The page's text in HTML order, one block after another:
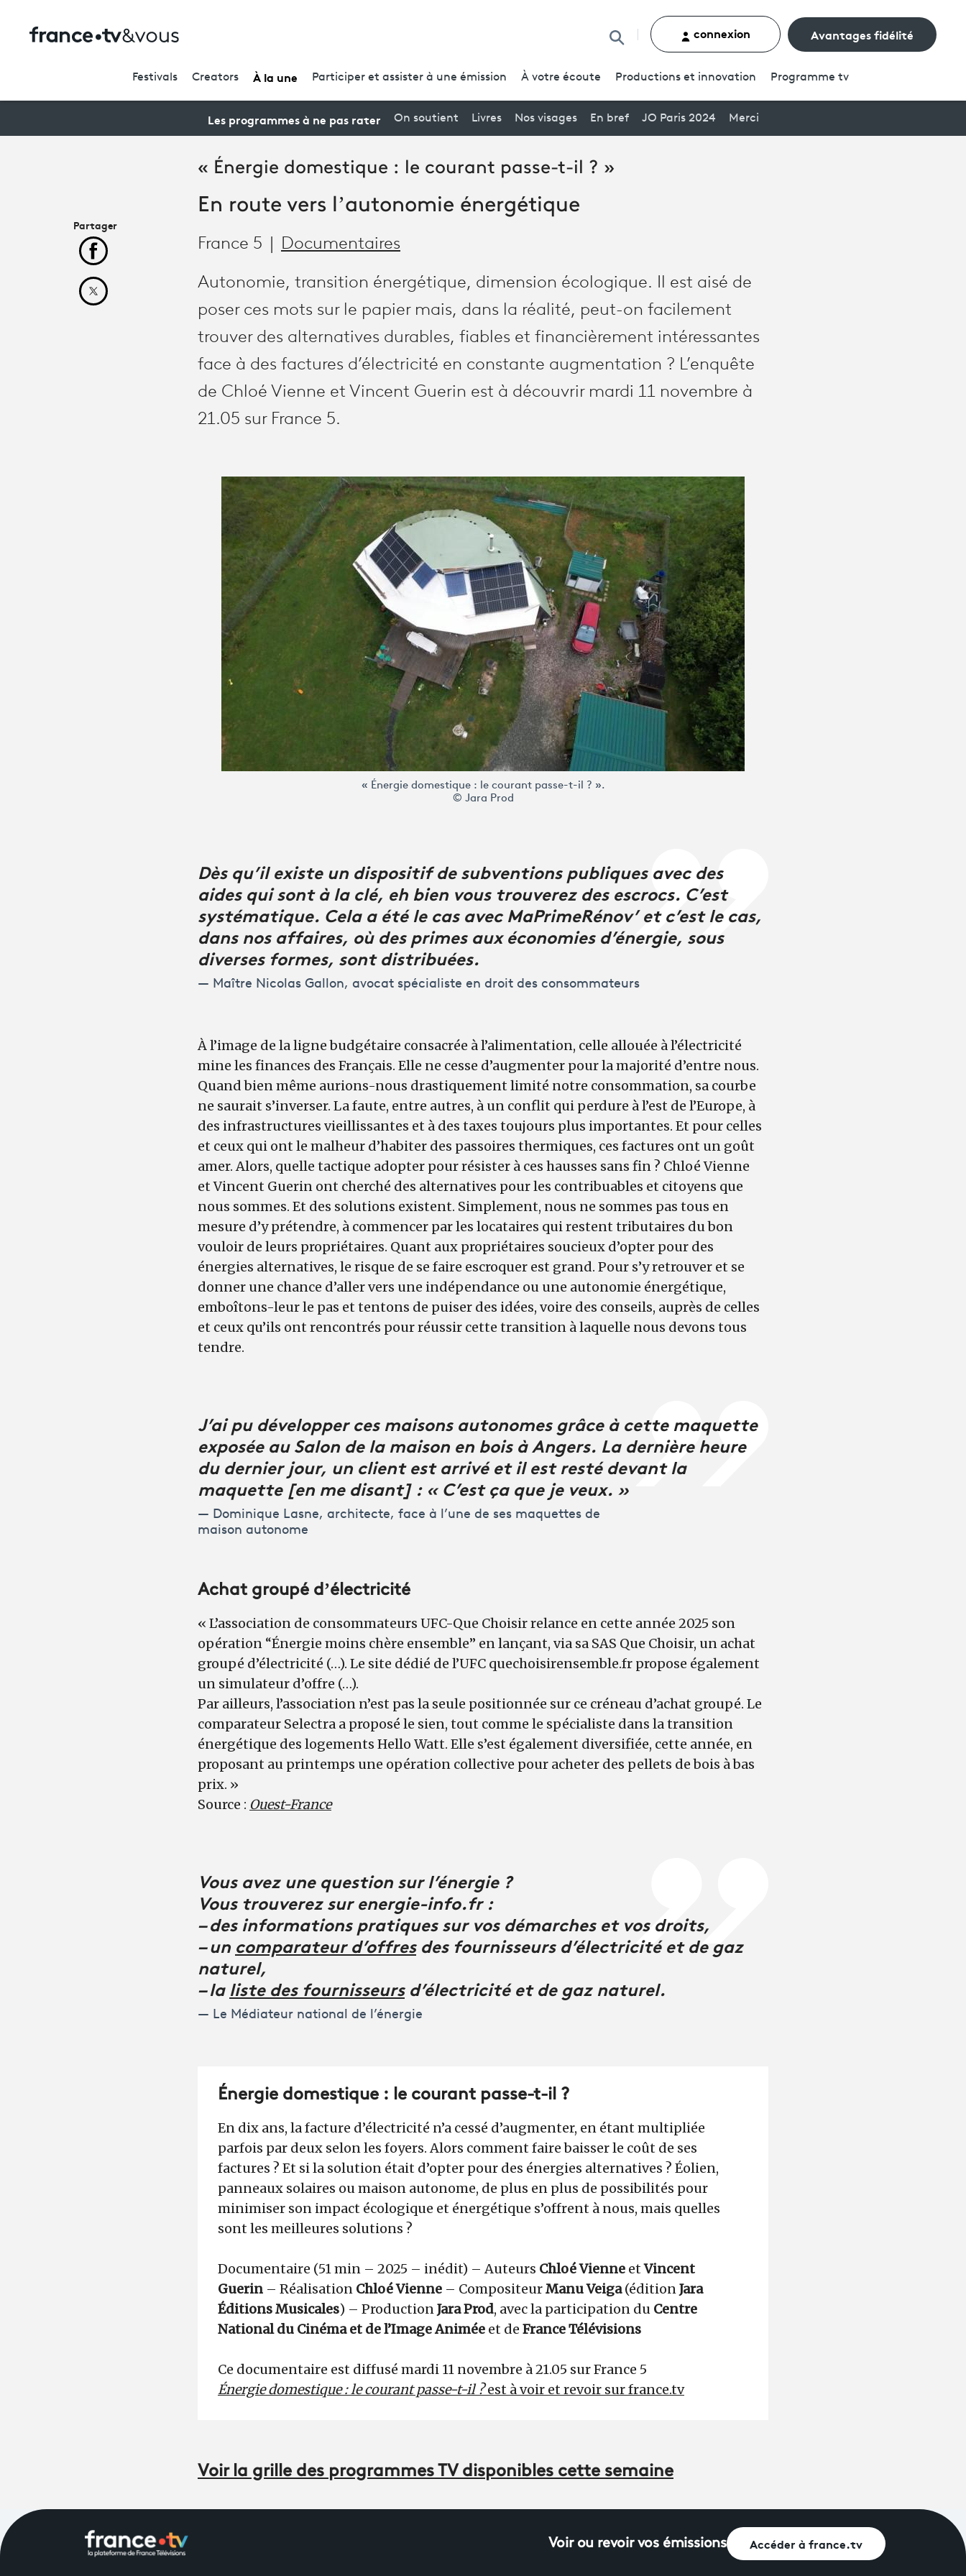
Rechercher un contenu
connexion Avantages fidélité
Festivals Creators À la une Participer et assister à une émission À votre écoute Productions et innovation Programme tv
Les programmes à ne pas rater On soutient Livres Nos visages En bref JO Paris 2024 Merci
« Énergie domestique : le courant passe-t-il ? »
En route vers l’autonomie énergétique
France 5 Documentaires
Autonomie, transition énergétique, dimension écologique. Il est aisé de
poser ces mots sur le papier mais, dans la réalité, peut-on facilement
trouver des alternatives durables, fiables et financièrement intéressantes
face à des factures d’électricité en constante augmentation ? L’enquête
de Chloé Vienne et Vincent Guerin est à découvrir mardi 11 novembre à
21.05 sur France 5.
« Énergie domestique : le courant passe-t-il ? ».
© Jara Prod
Dès qu’il existe un dispositif de subventions publiques avec des
aides qui sont à la clé, eh bien vous trouverez des escrocs. C’est
systématique. Cela a été le cas avec MaPrimeRénov’ et c’est le cas,
dans nos affaires, où des primes aux économies d’énergie, sous
diverses formes, sont distribuées.
Maître Nicolas Gallon, avocat spécialiste en droit des consommateurs
À l’image de la ligne budgétaire consacrée à l’alimentation, celle allouée à l’électricité
mine les finances des Français. Elle ne cesse d’augmenter pour la majorité d’entre nous.
Quand bien même aurions-nous drastiquement limité notre consommation, sa courbe
ne saurait s’inverser. La faute, entre autres, à un conflit qui perdure à l’est de l’Europe, à
des infrastructures vieillissantes et à des taxes toujours plus importantes. Et pour celles
et ceux qui ont le malheur d’habiter des passoires thermiques, ces factures ont un goût
amer. Alors, quelle tactique adopter pour résister à ces hausses sans fin ? Chloé Vienne
et Vincent Guerin ont cherché des alternatives pour les contribuables et citoyens que
nous sommes. Et des solutions existent. Simplement, nous ne sommes pas tous en
mesure d’y prétendre, à commencer par les locataires qui restent tributaires du bon
vouloir de leurs propriétaires. Quant aux propriétaires soucieux d’opter pour des
énergies alternatives, le risque de se faire escroquer est grand. Pour s’y retrouver et se
donner une chance d’aller vers une indépendance ou une autonomie énergétique,
emboîtons-leur le pas et tentons de puiser des idées, voire des conseils, auprès de celles
et ceux qu’ils ont rencontrés pour réussir cette transition à laquelle nous devons tous
tendre.
J’ai pu développer ces maisons autonomes grâce à cette maquette
exposée au Salon de la maison en bois à Angers. La dernière heure
du dernier jour, un client est arrivé et il est resté devant la
maquette [en me disant] : « C’est ça que je veux. »
Dominique Lasne, architecte, face à l’une de ses maquettes de
maison autonome
Achat groupé d’électricité
« L’association de consommateurs UFC-Que Choisir relance en cette année 2025 son
opération “Énergie moins chère ensemble” en lançant, via sa SAS Que Choisir, un achat
groupé d’électricité (…). Le site dédié de l’UFC quechoisirensemble.fr propose également
un simulateur d’offre (…).
Par ailleurs, l’association n’est pas la seule positionnée sur ce créneau d’achat groupé. Le
comparateur Selectra a proposé le sien, tout comme le spécialiste dans la transition
énergétique des logements Hello Watt. Elle s’est également diversifiée, cette année, en
proposant au printemps une opération collective pour acheter des pellets de bois à bas
prix. »
Source : Ouest-France
Vous avez une question sur l’énergie ?
Vous trouverez sur energie-info.fr :
– des informations pratiques sur vos démarches et vos droits,
– un comparateur d’offresdes fournisseurs d’électricité et de gaz
naturel,
– la liste des fournisseursd’électricité et de gaz naturel.
Le Médiateur national de l’énergie
Énergie domestique : le courant passe-t-il ?
En dix ans, la facture d’électricité n’a cessé d’augmenter, en étant multipliée
parfois par deux selon les foyers. Alors comment faire baisser le coût de ses
factures ? Et si la solution était d’opter pour des énergies alternatives ? Éolien,
panneaux solaires ou maison autonome, de plus en plus de possibilités pour
minimiser son impact écologique et énergétique s’offrent à nous, mais quelles
sont les meilleures solutions ?
Documentaire (51 min – 2025 – inédit) – Auteurs Chloé Vienne etVincent
Guerin – Réalisation Chloé Vienne – CompositeurManu Veiga(éditionJara
Éditions Musicales) – ProductionJara Prod, avec la participation du Centre
National du Cinéma et de l’Image Animée et de France Télévisions
Ce documentaire est diffusé mardi 11 novembre à 21.05 sur France 5
Énergie domestique : le courant passe-t-il ?est à voir et revoir sur france.tv
Voir la grille des programmes TV disponibles cette semaine
Partager
Partager cet article sur Facebook
Partager cet article sur X
Voir ou revoir vos émissions Accéder à france.tv